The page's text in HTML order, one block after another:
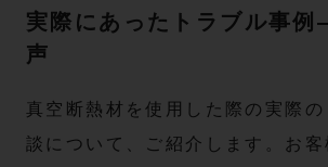
実際にあったトラブル事
声
真空断熱材を使用した際の実際の
談について、ご紹介します。お客